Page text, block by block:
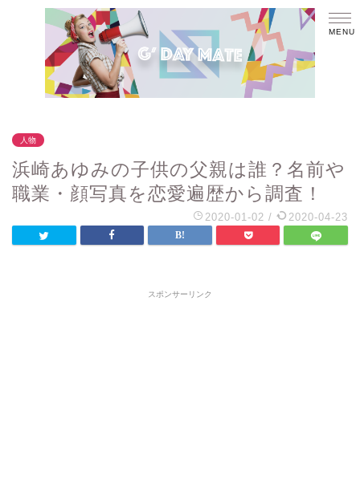
人物
浜崎あゆみの子供の父親は誰？名前や
職業・顔写真を恋愛遍歴から調査！
2020-01-02 / 2020-04-23
スポンサーリンク